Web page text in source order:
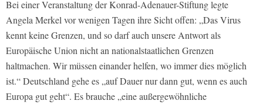
Bei einer Veranstaltung der Konrad-Adenauer-Stiftung legte
Angela Merkel vor wenigen Tagen ihre Sicht offen: „Das Virus
kennt keine Grenzen, und so darf auch unsere Antwort als
Europäische Union nicht an nationalstaatlichen Grenzen
haltmachen. Wir müssen einander helfen, wo immer dies möglich
ist.“ Deutschland gehe es „auf Dauer nur dann gut, wenn es auch
Europa gut geht“. Es brauche „eine außergewöhnliche